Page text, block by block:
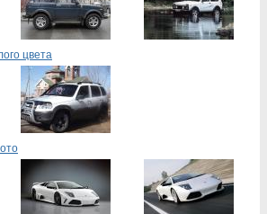
цвета